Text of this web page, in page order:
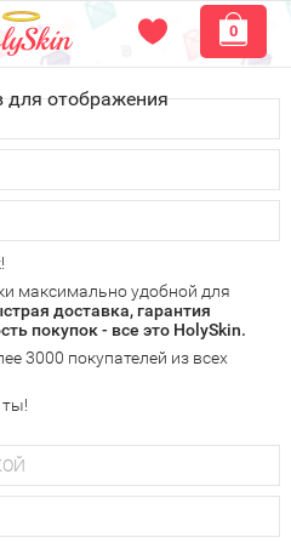
0
для отображения
городам России.
Почтой России или
PickPoint или пункте
осуществляется ужена
получитьбесплатную
и оплаты в Вашем городе
любым удобным способом:
банк, Сбербанк) и другими
максимально удобной для
доставка, гарантия
покупок - все это HolySkin.
3000 покупателей из всех
ты!
Ваши вопросы по работе
по товарам, рассказать о